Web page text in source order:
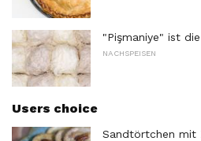
"Pişmaniye" ist
NACHSPEISEN
Users choice
Sandtörtchen mit